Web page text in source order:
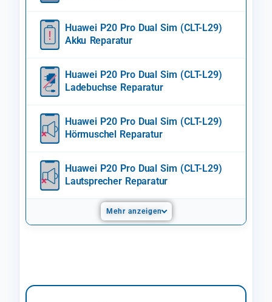
Huawei P20 Pro Dual Sim (CLT-L29)
Akku Reparatur
Huawei P20 Pro Dual Sim (CLT-L29)
Ladebuchse Reparatur
Huawei P20 Pro Dual Sim (CLT-L29)
Hörmuschel Reparatur
Huawei P20 Pro Dual Sim (CLT-L29)
Lautsprecher Reparatur
Mehr anzeigen